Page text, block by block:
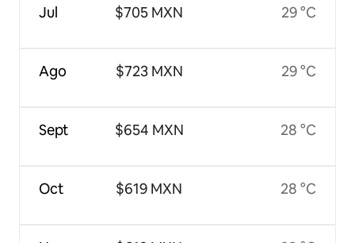
Jul
Ago
Sept
Oct
$705 MXN
$723 MXN
$654 MXN
$619 MXN
29 °C
29 °C
28 °C
28 °C